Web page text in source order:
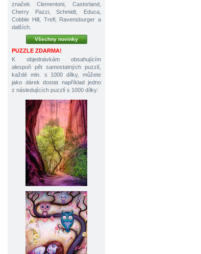
značek Clementoni, Castorland,
Cherry Pazzi, Schmidt, Educa,
Cobble Hill, Trefl, Ravensburger a
dalších.
Všechny novinky
PUZZLE ZDARMA!
K objednávkám obsahujícím
alespoň pět samostatných puzzlí,
každé min. s 1000 dílky, můžete
jako dárek dostat například jedno
z následujících puzzlí s 1000 dílky: